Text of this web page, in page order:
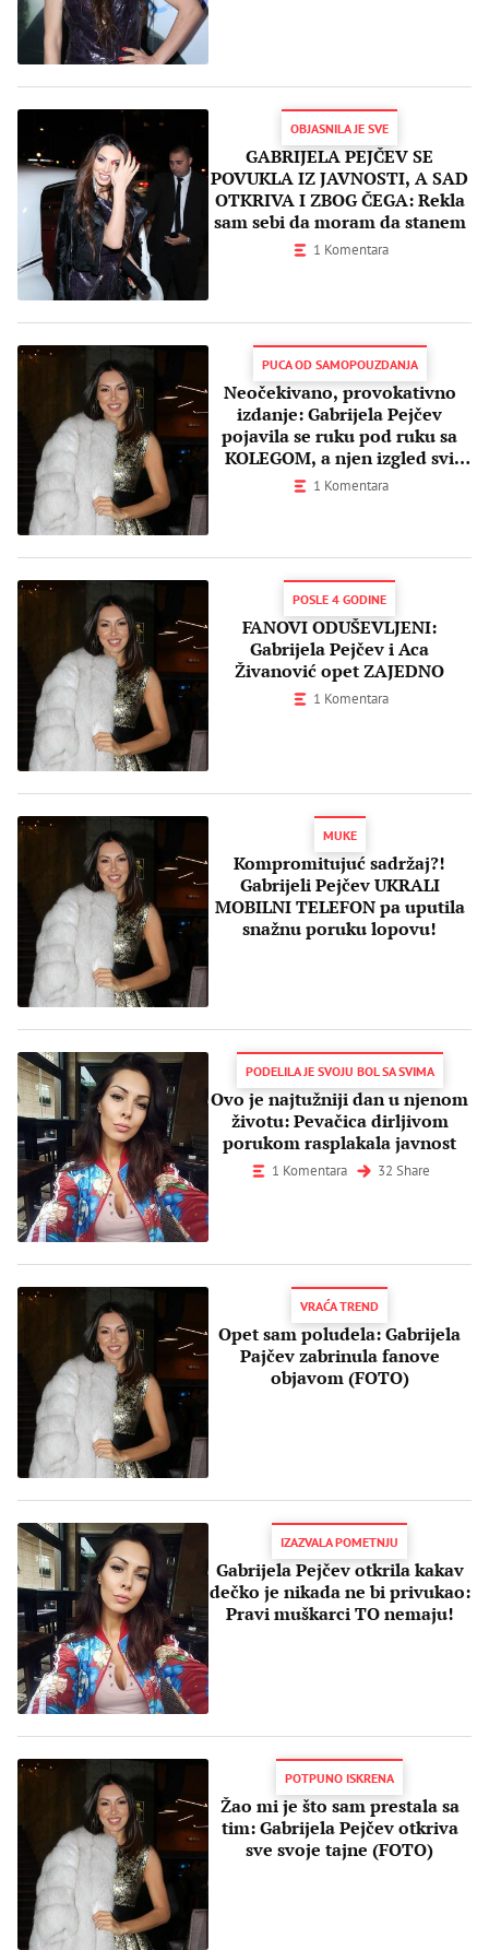
OBJASNILA JE SVE
GABRIJELA PEJČEV SE
POVUKLA IZ JAVNOSTI, A SAD
OTKRIVA I ZBOG ČEGA: Rekla
sam sebi da moram da stanem
1 Komentara
PUCA OD SAMOPOUZDANJA
Neočekivano, provokativno
izdanje: Gabrijela Pejčev
pojavila se ruku pod ruku sa
KOLEGOM, a njen izgled svi
komentarišu! (FOTO)
1 Komentara
POSLE 4 GODINE
FANOVI ODUŠEVLJENI:
Gabrijela Pejčev i Aca
Živanović opet ZAJEDNO
1 Komentara
MUKE
Kompromitujuć sadržaj?!
Gabrijeli Pejčev UKRALI
MOBILNI TELEFON pa uputila
snažnu poruku lopovu!
PODELILA JE SVOJU BOL SA SVIMA
Ovo je najtužniji dan u njenom
životu: Pevačica dirljivom
porukom rasplakala javnost
1 Komentara 32 Share
VRAĆA TREND
Opet sam poludela: Gabrijela
Pajčev zabrinula fanove
objavom (FOTO)
IZAZVALA POMETNJU
Gabrijela Pejčev otkrila kakav
dečko je nikada ne bi privukao:
Pravi muškarci TO nemaju!
POTPUNO ISKRENA
Žao mi je što sam prestala sa
tim: Gabrijela Pejčev otkriva
sve svoje tajne (FOTO)